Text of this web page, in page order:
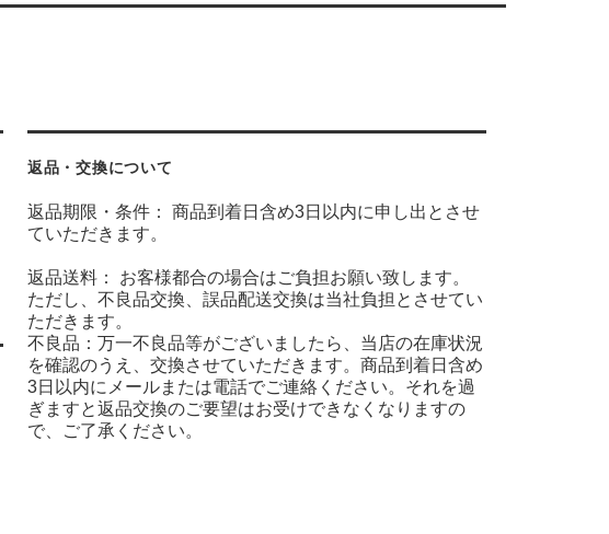
返品・交換について
返品期限・条件： 商品到着日含め3日以内に申し出とさせ
ていただきます。
返品送料： お客様都合の場合はご負担お願い致します。
ただし、不良品交換、誤品配送交換は当社負担とさせてい
ただきます。
不良品：万一不良品等がございましたら、当店の在庫状況
を確認のうえ、交換させていただきます。商品到着日含め
3日以内にメールまたは電話でご連絡ください。それを過
ぎますと返品交換のご要望はお受けできなくなりますの
で、ご了承ください。